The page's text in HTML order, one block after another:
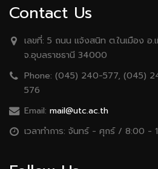
Contact Us
เลขที่: 5 ถนน เเจ้งสนิท ต.ในเมือง อ.
จ.อุบลราชธานี 34000
Phone: (045) 240-577, (045)
576
Email: mail@utc.ac.th
เวลาทำการ: จันทร์ - ศุกร์ / 8:00 -